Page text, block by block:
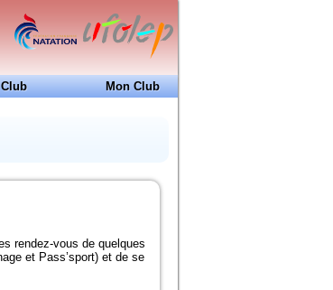
Club
la région
Mon Club
rendez-vous de quelques
et Pass’sport) et de se